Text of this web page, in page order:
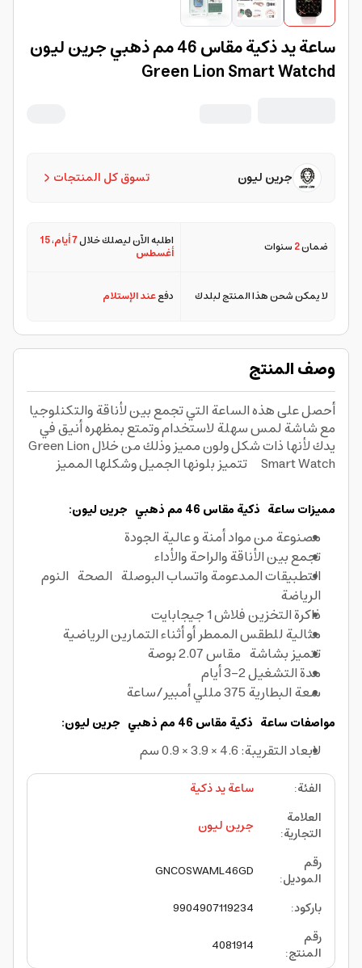
ساعة يد ذكية مقاس 46 مم ذهبي جرين ليون
Green Lion Smart Watchd
تسوق كل المنتجات جرين ليون
ضمان2سنوات اطلبه الآن ليصلك خلال7 أيام ،15
أغسطس
لا يمكن شحن هذا المنتج لبلدك دفععند الإستلام
وصف المنتج
أحصل على هذه الساعة التي تجمع بين لأناقة والتكنلوجيا
مع شاشة لمس سهلة لاستخدام وتمتع بمظهره أنيق في
يدك لأنها ذات شكل ولون مميز وذلك من خلال Green Lion
Smart Watch تتميز بلونها الجميل وشكلها المميز
مميزات ساعة ذكية مقاس 46 مم ذهبي جرين ليون:
مصنوعة من مواد أمنة و عالية الجودة
تجمع بين الأناقة والراحة والأداء
التطبيقات المدعومة واتساب البوصلة الصحة النوم
الرياضة
ذاكرة التخزين فلاش 1 جيجابايت
مثالية للطقس الممطر أو أثناء التمارين الرياضية
تتميز بشاشة مقاس 2.07 بوصة
مدة التشغيل 2-3 أيام
سعة البطارية 375 مللي أمبير/ساعة
مواصفات ساعة ذكية مقاس 46 مم ذهبي جرين ليون:
لابعاد التقريبة: 4.6 × 3.9 × 0.9 سم
الفئة:
ساعة يد ذكية
العلامة
التجارية:
جرين ليون
رقم
الموديل:
GNCOSWAML46GD
باركود:
9904907119234
رقم
المنتج:
4081914